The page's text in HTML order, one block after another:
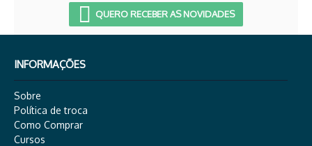
QUERO RECEBER AS NOVIDADES
INFORMAÇÕES
Sobre
Política de troca
Como Comprar
Cursos